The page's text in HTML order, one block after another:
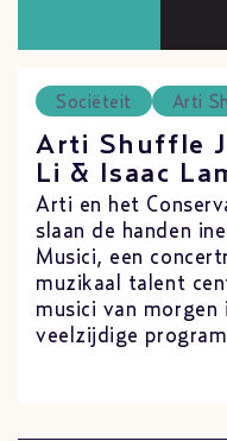
Sociëteit Arti
Arti Shuffle
Li & Isaac
Arti en het
slaan de handen
Musici, een
muzikaal talent
musici van morgen
veelzijdige